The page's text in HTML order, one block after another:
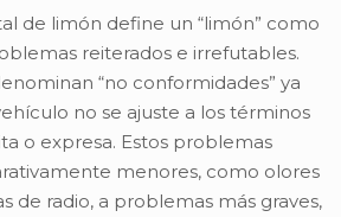
de limón define un “limón” como
reiterados e irrefutables.
“no conformidades” ya
no se ajuste a los términos
o expresa. Estos problemas
menores, como olores
de radio, a problemas más graves,